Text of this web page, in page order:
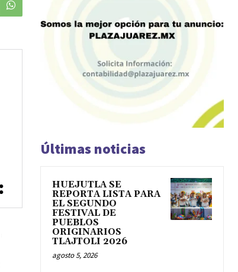
Últimas noticias
HUEJUTLA SE
REPORTA LISTA PARA
EL SEGUNDO
FESTIVAL DE
PUEBLOS
ORIGINARIOS
TLAJTOLI 2026
agosto 5, 2026